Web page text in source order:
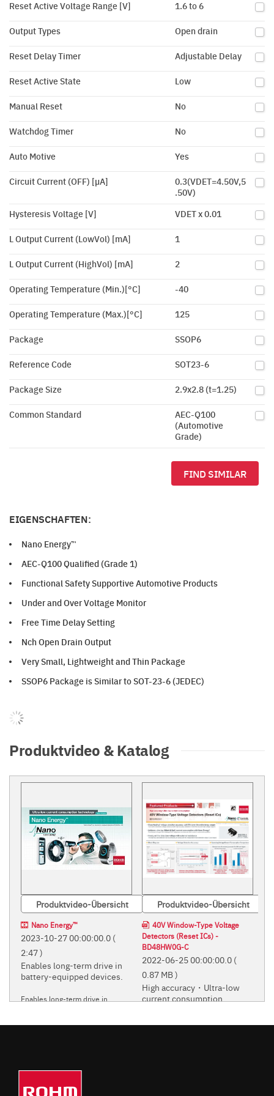
Reset Active Voltage Range [V] 1.6 to 6
Output Types Open drain
Reset Delay Timer Adjustable Delay
Reset Active State Low
Manual Reset No
Watchdog Timer No
Auto Motive Yes
Circuit Current (OFF) [µA]
0.3(VDET=4.50V,5
.50V)
Hysteresis Voltage [V]
VDET x 0.01
L Output Current (LowVol) [mA] 1
L Output Current (HighVol) [mA] 2
Operating Temperature (Min.)[°C] -40
Operating Temperature (Max.)[°C] 125
Package SSOP6
Reference Code SOT23-6
Package Size 2.9x2.8 (t=1.25)
Common Standard
AEC-Q100
(Automotive
Grade)
FIND SIMILAR
EIGENSCHAFTEN:
Nano Energy™
AEC-Q100 Qualified (Grade 1)
Functional Safety Supportive Automotive Products
Under and Over Voltage Monitor
Free Time Delay Setting
Nch Open Drain Output
Very Small, Lightweight and Thin Package
SSOP6 Package is Similar to SOT-23-6 (JEDEC)
Produktvideo & Katalog
Produktvideo-Übersicht
Nano Energy™
2023-10-27 00:00:00.0 (
2:47 )
Enables long-term drive in
battery-equipped devices.
Enables long-term drive in
Produktvideo-Übersicht
40V Window-Type Voltage
Detectors (Reset ICs) -
BD48HW0G-C
2022-06-25 00:00:00.0 (
0.87 MB )
High accuracy・Ultra-low
current consumption